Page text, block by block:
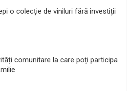
o colecție de viniluri fără investiții
comunitare la care poți participa